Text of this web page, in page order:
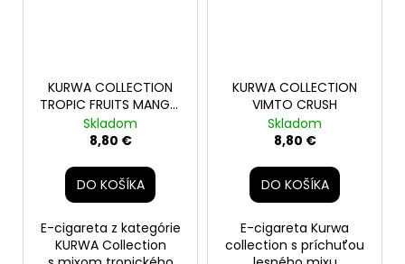
KURWA COLLECTION
TROPIC FRUITS MANGO
ICE
Skladom
8,80 €
DO KOŠÍKA
E-cigareta z kategórie
KURWA Collection
KURWA COLLECTION
VIMTO CRUSH
Skladom
8,80 €
DO KOŠÍKA
E-cigareta Kurwa
collection s príchuťou